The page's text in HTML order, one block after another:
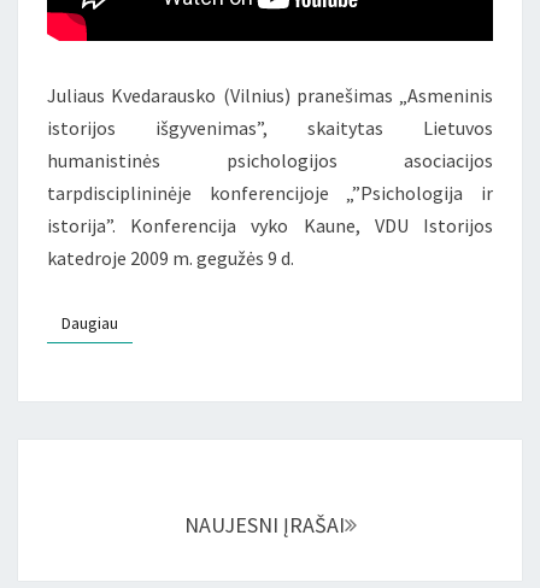
Juliaus Kvedarausko (Vilnius) pranešimas „Asmeninis
istorijos išgyvenimas”, skaitytas Lietuvos
humanistinės psichologijos asociacijos
tarpdisciplininėje konferencijoje „”Psichologija ir
istorija”. Konferencija vyko Kaune, VDU Istorijos
katedroje 2009 m. gegužės 9 d.
Daugiau
NAUJESNI ĮRAŠAI